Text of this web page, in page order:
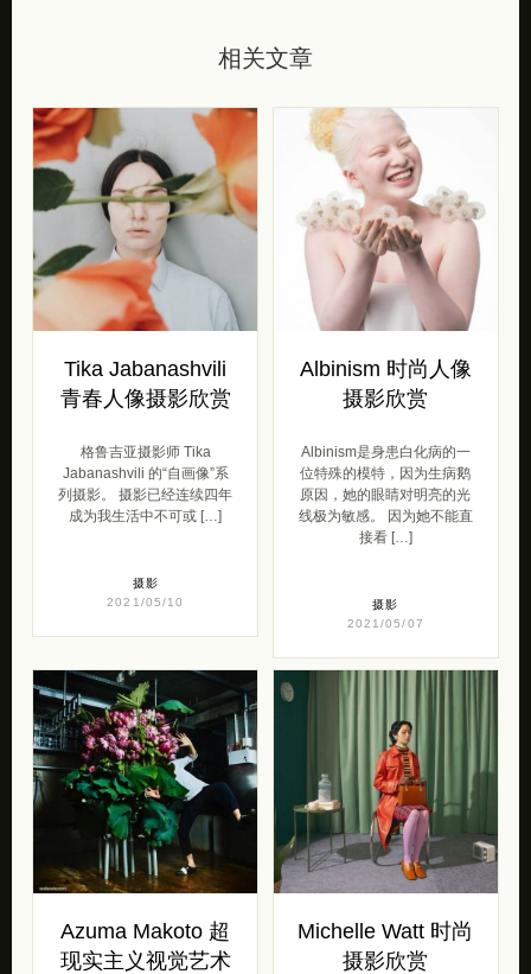
相关文章
Tika Jabanashvili
青春人像摄影欣赏
格鲁吉亚摄影师 Tika
Jabanashvili 的“自画像”系
列摄影。 摄影已经连续四年
成为我生活中不可或 […]
摄影
2021/05/10
Albinism 时尚人像
摄影欣赏
Albinism是身患白化病的一
位特殊的模特，因为生病鹅
原因，她的眼睛对明亮的光
线极为敏感。 因为她不能直
接看 […]
摄影
2021/05/07
Azuma Makoto 超
现实主义视觉艺术
Michelle Watt 时尚
摄影欣赏